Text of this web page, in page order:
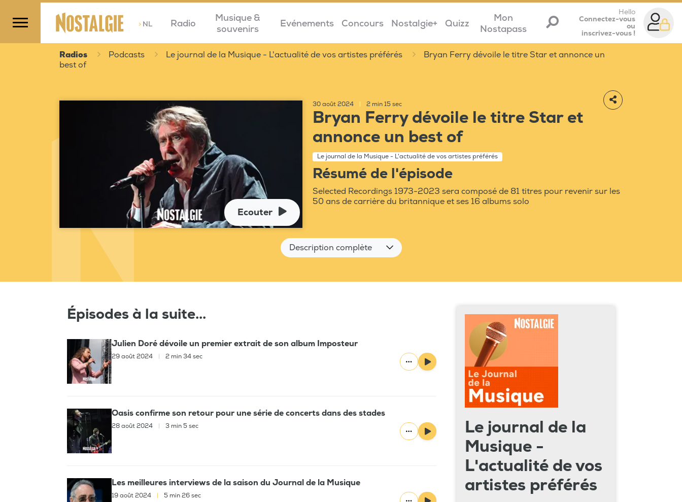
>NL Radio
Musique &
souvenirs
Evénements Concours Nostalgie+ Quizz
Mon
Nostapass
Hello
Connectez-vous
ou
inscrivez-vous !
Radios Podcasts Le journal de la Musique - L'actualité de vos artistes préférés
Bryan Ferry dévoile le titre Star et annonce un
best of
Ecouter
30 août 2024 2 min 15 sec
Bryan Ferry dévoile le titre Star et
annonce un best of
Le journal de la Musique - L'actualité de vos artistes préférés
Résumé de l'épisode
Selected Recordings 1973-2023 sera composé de 81 titres pour revenir sur les
50 ans de carrière du britannique et ses 16 albums solo
Description complète
Épisodes à la suite...
Julien Doré dévoile un premier extrait de son album Imposteur
29 août 2024 2 min 34 sec
Oasis confirme son retour pour une série de concerts dans des stades
28 août 2024 3 min 5 sec
Les meilleures interviews de la saison du Journal de la Musique
19 août 2024 5 min 26 sec
Le journal de la
Musique -
L'actualité de vos
artistes préférés